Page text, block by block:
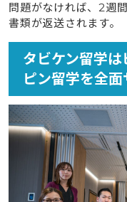
問題がなければ、2週
書類が返送されます。
タビケン留学
ピン留学を全